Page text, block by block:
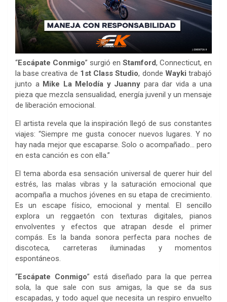
“Escápate Conmigo” surgió en Stamford, Connecticut, en
la base creativa de 1st Class Studio, donde Wayki trabajó
junto a Mike La Melodía y Juanny para dar vida a una
pieza que mezcla sensualidad, energía juvenil y un mensaje
de liberación emocional.
El artista revela que la inspiración llegó de sus constantes
viajes: “Siempre me gusta conocer nuevos lugares. Y no
hay nada mejor que escaparse. Solo o acompañado… pero
en esta canción es con ella.”
El tema aborda esa sensación universal de querer huir del
estrés, las malas vibras y la saturación emocional que
acompaña a muchos jóvenes en su etapa de crecimiento.
Es un escape físico, emocional y mental. El sencillo
explora un reggaetón con texturas digitales, pianos
envolventes y efectos que atrapan desde el primer
compás. Es la banda sonora perfecta para noches de
discoteca, carreteras iluminadas y momentos
espontáneos.
“Escápate Conmigo” está diseñado para la que perrea
sola, la que sale con sus amigas, la que se da sus
escapadas, y todo aquel que necesita un respiro envuelto